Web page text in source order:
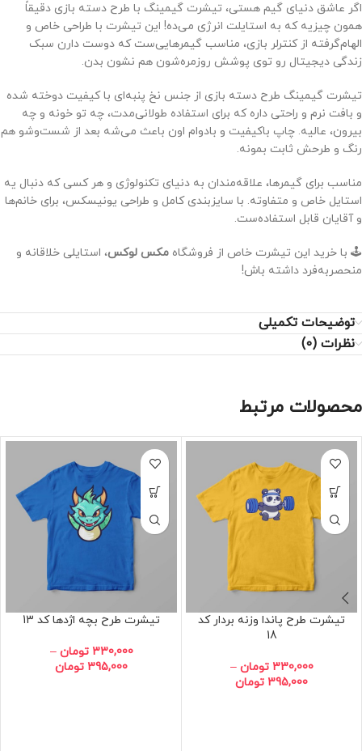
اگر عاشق دنیای گیم هستی، تیشرت گیمینگ با طرح دسته بازی دقیقاً
همون چیزیه که به استایلت انرژی می‌ده! این تیشرت با طراحی خاص و
الهام‌گرفته از کنترلر بازی، مناسب گیمرهایی‌ست که دوست دارن سبک
زندگی دیجیتال رو توی پوشش روزمره‌شون هم نشون بدن.
تیشرت گیمینگ طرح دسته بازی از جنس نخ پنبه‌ای با کیفیت دوخته شده
و بافت نرم و راحتی داره که برای استفاده طولانی‌مدت، چه تو خونه و چه
بیرون، عالیه. چاپ باکیفیت و بادوام اون باعث می‌شه بعد از شست‌وشو هم
رنگ و طرحش ثابت بمونه.
مناسب برای گیمرها، علاقه‌مندان به دنیای تکنولوژی و هر کسی که دنبال یه
استایل خاص و متفاوته. با سایزبندی کامل و طراحی یونیسکس، برای خانم‌ها
و آقایان قابل استفاده‌ست.
🕹️ با خرید این تیشرت خاص از فروشگاه مکس لوکس، استایلی خلاقانه و
منحصر‌به‌فرد داشته باش!
توضیحات تکمیلی
نظرات (0)
محصولات مرتبط
تیشرت طرح پاندا وزنه بردار کد
18
330,000 تومان –
395,000 تومان
تیشرت طرح بچه اژدها کد 13
330,000 تومان –
395,000 تومان